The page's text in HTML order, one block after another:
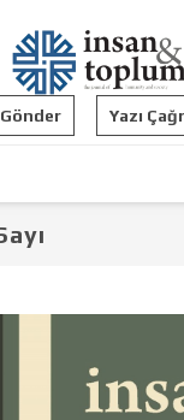
Gönder Yazı